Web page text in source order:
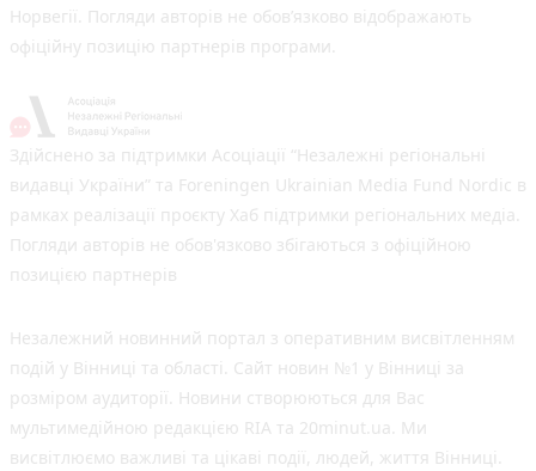
Норвегії. Погляди авторів не обов’язково відображають
офіційну позицію партнерів програми.
Здійснено за підтримки Асоціації “Незалежні регіональні
видавці України” та Foreningen Ukrainian Media Fund Nordic в
рамках реалізації проєкту Хаб підтримки регіональних медіа.
Погляди авторів не обов'язково збігаються з офіційною
позицією партнерів
Незалежний новинний портал з оперативним висвітленням
подій у Вінниці та області. Сайт новин №1 у Вінниці за
розміром аудиторії. Новини створюються для Вас
мультимедійною редакцією RIA та 20minut.ua. Ми
висвітлюємо важливі та цікаві події, людей, життя Вінниці.